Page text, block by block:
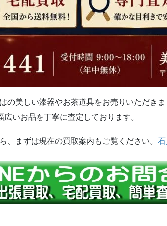
の美しい漆器やお茶道具をお売りいただき
いお品を丁寧に査定しております。
、まずは現在の買取案内もご覧ください。石